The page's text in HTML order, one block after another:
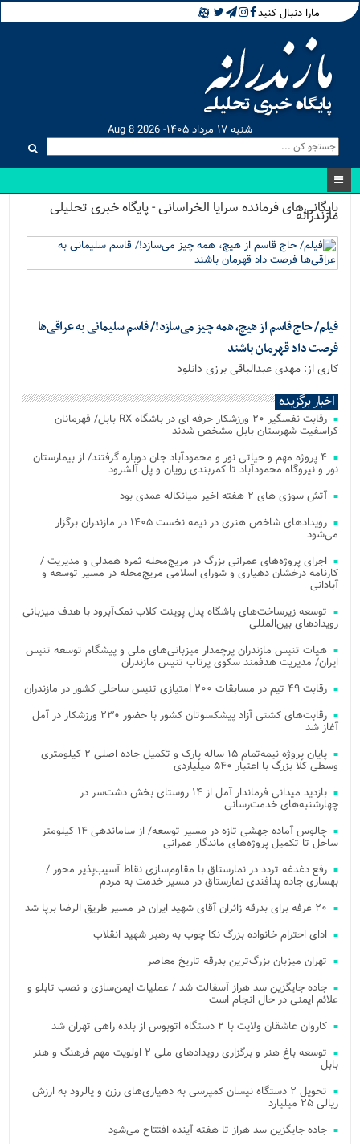
مارا دنبال کنید
شنبه ۱۷ مرداد ۱۴۰۵- Aug 8 2026
بایگانی‌های فرمانده سرایا الخراسانی - پایگاه خبری تحلیلی
مازندرانه
فیلم/ حاج قاسم از هیچ، همه چیز می‌سازد!/ قاسم سلیمانی به عراقی‌ها
فرصت داد قهرمان باشند
کاری از: مهدی عبدالباقی برزی دانلود
اخبار برگزیده
رقابت نفسگیر ۲۰ ورزشکار حرفه ای در باشگاه RX بابل/ قهرمانان
کراسفیت شهرستان بابل مشخص شدند
۴ پروژه مهم و حیاتی نور و محمودآباد جان دوباره گرفتند/ از بیمارستان
نور و نیروگاه محمودآباد تا کمربندی رویان و پل آلشرود
آتش‌ سوزی‌ های ۲ هفته اخیر میانکاله عمدی بود
رویدادهای شاخص هنری در نیمه نخست ۱۴۰۵ در مازندران برگزار
می‌شود
اجرای پروژه‌های عمرانی بزرگ در مریج‌محله ثمره همدلی و مدیریت /
کارنامه درخشان دهیاری و شورای اسلامی مریج‌محله در مسیر توسعه و
آبادانی
توسعه زیرساخت‌های باشگاه پدل پوینت کلاب نمک‌آبرود با هدف میزبانی
رویدادهای بین‌المللی
هیات تنیس مازندران پرچمدار میزبانی‌های ملی و پیشگام توسعه تنیس
ایران/ مدیریت هدفمند سکوی پرتاب تنیس مازندران
رقابت ۴۹ تیم در مسابقات ۲۰۰ امتیازی تنیس ساحلی کشور در مازندران
رقابت‌های کشتی آزاد پیشکسوتان کشور با حضور ۲۳۰ ورزشکار در آمل
آغاز شد
پایان پروژه نیمه‌تمام ۱۵ ساله پارک و تکمیل جاده اصلی ۲ کیلومتری
وسطی کلا بزرگ با اعتبار ۵۴۰ میلیاردی
بازدید میدانی فرماندار آمل از ۱۴ روستای بخش دشت‌سر در
چهارشنبه‌های خدمت‌رسانی
چالوس آماده جهشی تازه در مسیر توسعه/ از ساماندهی ۱۴ کیلومتر
ساحل تا تکمیل پروژه‌های ماندگار عمرانی
رفع دغدغه تردد در نمارستاق با مقاوم‌سازی نقاط آسیب‌پذیر محور /
بهسازی جاده پدافندی نمارستاق در مسیر خدمت به مردم
۲۰ غرفه برای بدرقه زائران آقای شهید ایران در مسیر طریق الرضا برپا شد
ادای احترام خانواده بزرگ نکا چوب به رهبر شهید انقلاب
تهران میزبان بزرگ‌ترین بدرقه تاریخ معاصر
جاده جایگزین سد هراز آسفالت شد / عملیات ایمن‌سازی و نصب تابلو و
علائم ایمنی در حال انجام است
کاروان عاشقان ولایت با ۲ دستگاه اتوبوس از بلده راهی تهران شد
توسعه باغ هنر و برگزاری رویدادهای ملی ۲ اولویت مهم فرهنگ و هنر
بابل
تحویل ۲ دستگاه نیسان کمپرسی به دهیاری‌های رزن و یالرود به ارزش
ریالی ۲۵ میلیارد
جاده جایگزین سد هراز تا هفته آینده افتتاح می‌شود